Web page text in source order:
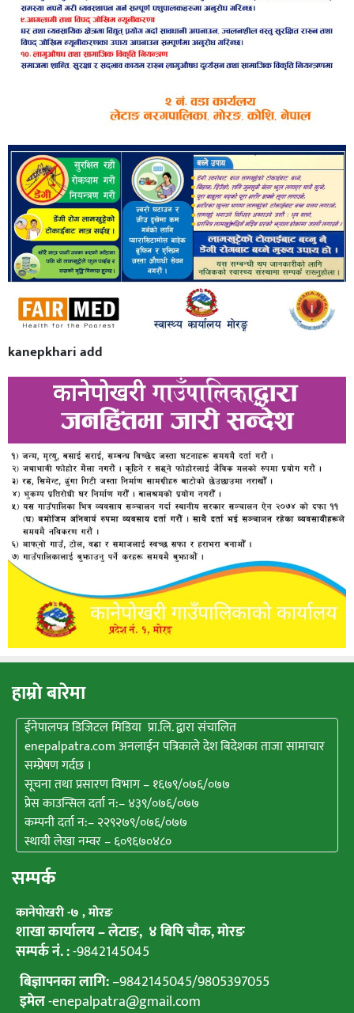
kanepkhari add
हाम्राे बारेमा
ईनेपालपत्र डिजिटल मिडिया प्रा.लि. द्वारा संचालित
enepalpatra.com अनलाईन पत्रिकाले देश बिदेशका ताजा सामाचार
सम्प्रेषण गर्दछ ।
सूचना तथा प्रसारण विभाग – १६७९/०७६/०७७
प्रेस काउन्सिल दर्ता न:– ४३९/०७६/०७७
कम्पनी दर्ता न:– २२९२७९/०७६/०७७
स्थायी लेखा नम्वर – ६०९६७०४८०
सम्पर्क
कानेपाेखरी -७ , मोरङ
शाखा कार्यालय – लेटाङ, ४ बिपि चाैक, माेरङ
सम्पर्क नं. :-9842145045
बिज्ञापनका लागि:–9842145045/9805397055
इमेल-enepalpatra@gmail.com